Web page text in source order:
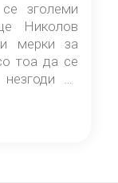
зголеми
Николов
мерки за
тоа да се
на